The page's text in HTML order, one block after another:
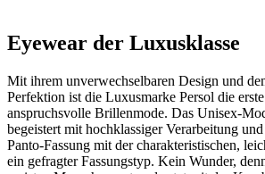
Eyewear der Luxusklasse
Mit ihrem unverwechselbaren Design und
Perfektion ist die Luxusmarke Persol die
anspruchsvolle Brillenmode. Das Unisex-
begeistert mit hochklassiger Verarbeitung
Panto-Fassung mit der charakteristischen,
ein gefragter Fassungstyp. Kein Wunder,